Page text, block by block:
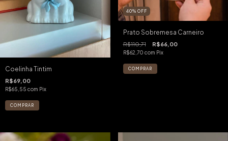
Coelinha Tintim
R$69,00
R$65,55 com Pix
40% OFF
Prato Sobremesa Carneiro
R$110,71 R$66,00
R$62,70 com Pix